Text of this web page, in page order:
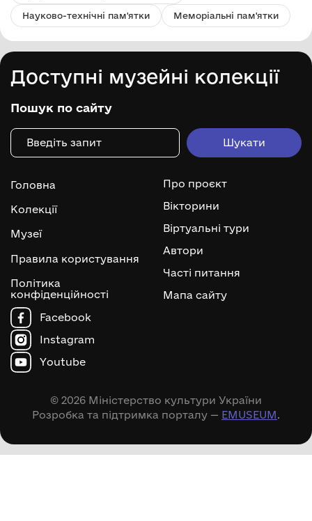
Науково-технічні пам'ятки Меморіальні пам'ятки
Доступні музейні колекції
Пошук по сайту
Головна
Колекції
Музеї
Правила користування
Політика
конфіденційності
Про проєкт
Вікторини
Віртуальні тури
Автори
Часті питання
Мапа сайту
Facebook
Instagram
Youtube
© 2026 Міністерство культури України
Розробка та підтримка порталу — EMUSEUM.